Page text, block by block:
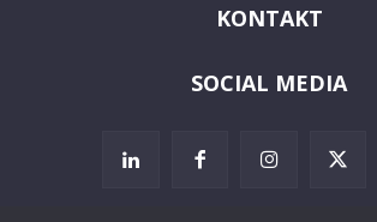
KONTAKT
SOCIAL MEDIA